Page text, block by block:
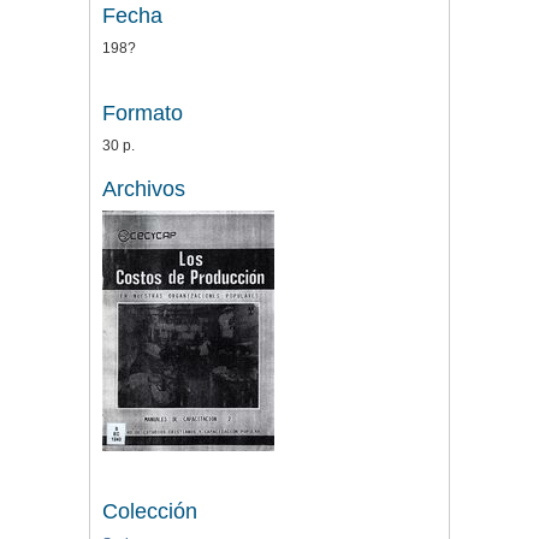
Fecha
198?
Formato
30 p.
Archivos
Colección